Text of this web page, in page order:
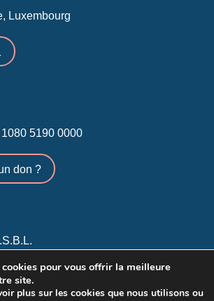
Luxembourg
1080 5190 0000
don ?
existants
pour vous offrir la meilleure
site.
plus sur les cookies que nous utilisons ou